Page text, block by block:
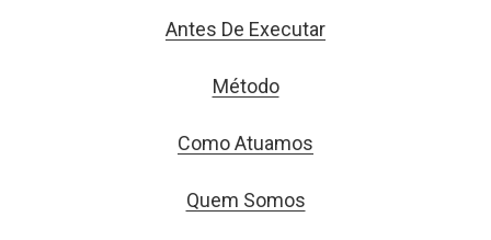
Antes De Executar
Método
Como Atuamos
Quem Somos